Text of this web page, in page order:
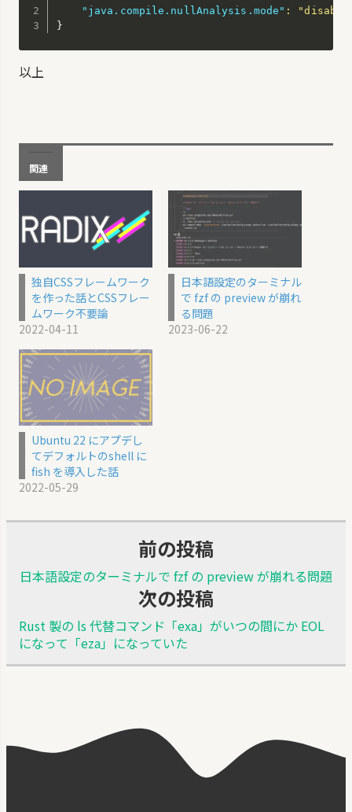
"java.compile.nullAnalysis.mode" :
}
以上
関連
独自CSSフレームワーク
を作った話とCSSフレー
ムワーク不要論
2022-04-11
日本語設定のターミナル
で fzf の preview が崩れ
る問題
2023-06-22
Ubuntu 22 にアプデし
てデフォルトのshell に
fish を導入した話
2022-05-29
前の投稿
日本語設定のターミナルで fzf の preview が崩れる問題
次の投稿
Rust 製の ls 代替コマンド「exa」がいつの間にか EOL
になって「eza」になっていた